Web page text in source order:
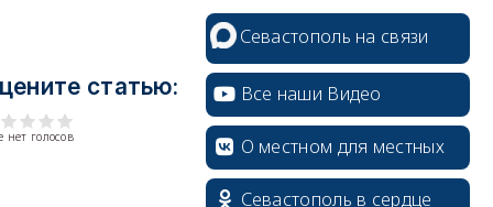
статью:
нет голосов
Севастополь на связи
Все наши Видео
О местном для местных
Севастополь в сердце